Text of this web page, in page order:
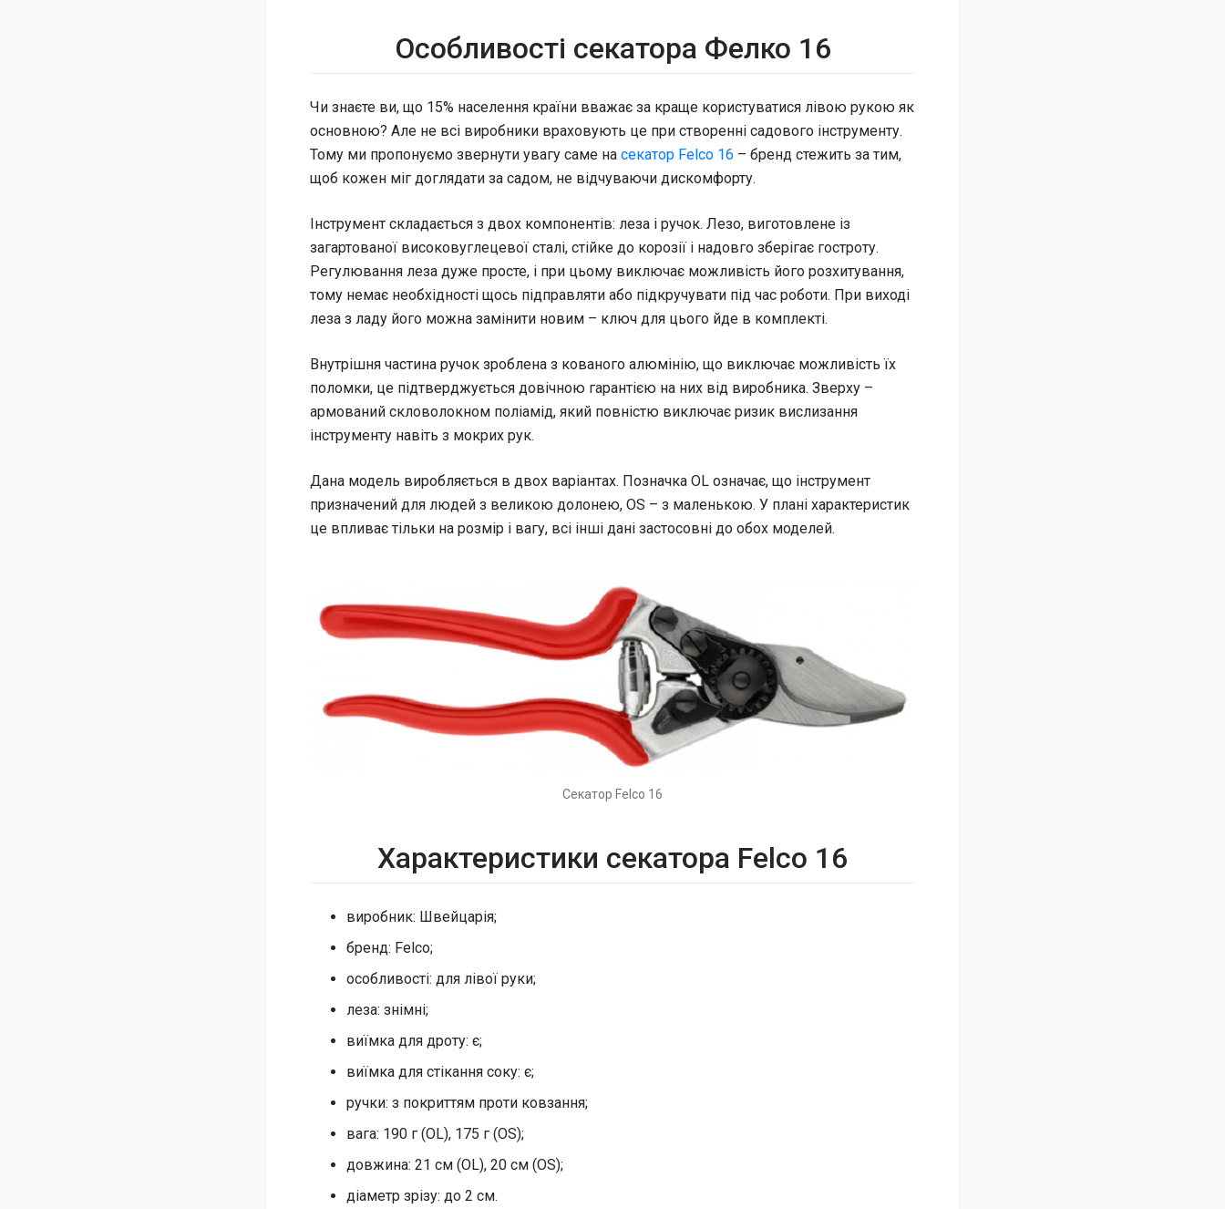
Особливості секатора Фелко 16
Чи знаєте ви, що 15% населення країни вважає за краще користуватися лівою рукою як
основною? Але не всі виробники враховують це при створенні садового інструменту.
Тому ми пропонуємо звернути увагу саме на секатор Felco 16 – бренд стежить за тим,
щоб кожен міг доглядати за садом, не відчуваючи дискомфорту.
Інструмент складається з двох компонентів: леза і ручок. Лезо, виготовлене із
загартованої високовуглецевої сталі, стійке до корозії і надовго зберігає гостроту.
Регулювання леза дуже просте, і при цьому виключає можливість його розхитування,
тому немає необхідності щось підправляти або підкручувати під час роботи. При виході
леза з ладу його можна замінити новим – ключ для цього йде в комплекті.
Внутрішня частина ручок зроблена з кованого алюмінію, що виключає можливість їх
поломки, це підтверджується довічною гарантією на них від виробника. Зверху –
армований скловолокном поліамід, який повністю виключає ризик вислизання
інструменту навіть з мокрих рук.
Дана модель виробляється в двох варіантах. Позначка OL означає, що інструмент
призначений для людей з великою долонею, OS – з маленькою. У плані характеристик
це впливає тільки на розмір і вагу, всі інші дані застосовні до обох моделей.
Секатор Felco 16
Характеристики секатора Felco 16
виробник: Швейцарія;
бренд: Felco;
особливості: для лівої руки;
леза: знімні;
виїмка для дроту: є;
виїмка для стікання соку: є;
ручки: з покриттям проти ковзання;
вага: 190 г (OL), 175 г (OS);
довжина: 21 см (OL), 20 см (OS);
діаметр зрізу: до 2 см.